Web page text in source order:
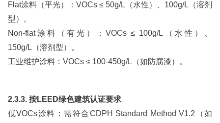
Flat涂料（平光）：VOCs ≤ 50g/L（水性）、100g/L（溶剂
型）。
Non-flat涂料（有光）：VOCs ≤ 100g/L（水性）、
150g/L（溶剂型）。
工业维护涂料：VOCs ≤ 100-450g/L（如防腐漆）。
2.3.3. 按LEED绿色建筑认证要求
低VOCs涂料：需符合CDPH Standard Method V1.2（如